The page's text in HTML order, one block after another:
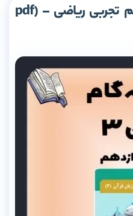
گام به گام عربی دوازدهم تجربی ریاضی – (pdf